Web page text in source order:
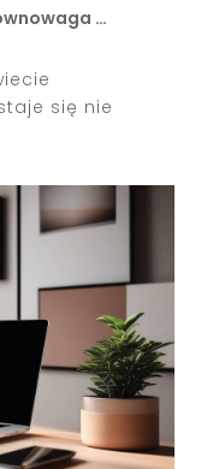
…
się nie